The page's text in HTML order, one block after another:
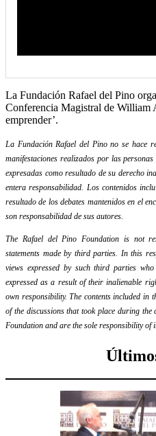
La Fundación Rafael del Pino
Conferencia Magistral de William
emprender’.
La Fundación Rafael del Pino no se hace
manifestaciones realizados por las
expresadas como resultado de su derecho
entera responsabilidad. Los contenidos
resultado de los debates mantenidos en el
son responsabilidad de sus autores.
The Rafael del Pino Foundation is not
statements made by third parties. In this
views expressed by such third parties
expressed as a result of their inalienable
own responsibility. The contents included in
of the discussions that took place during
Foundation and are the sole responsibility of